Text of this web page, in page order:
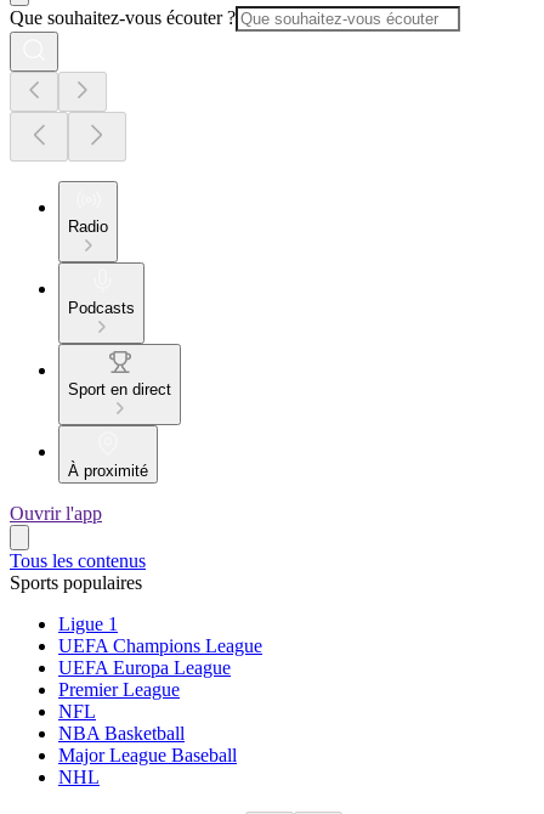
Que souhaitez-vous écouter ?
Radio
Podcasts
Sport en direct
À proximité
Ouvrir l'app
Tous les contenus
Sports populaires
Ligue 1
UEFA Champions League
UEFA Europa League
Premier League
NFL
NBA Basketball
Major League Baseball
NHL